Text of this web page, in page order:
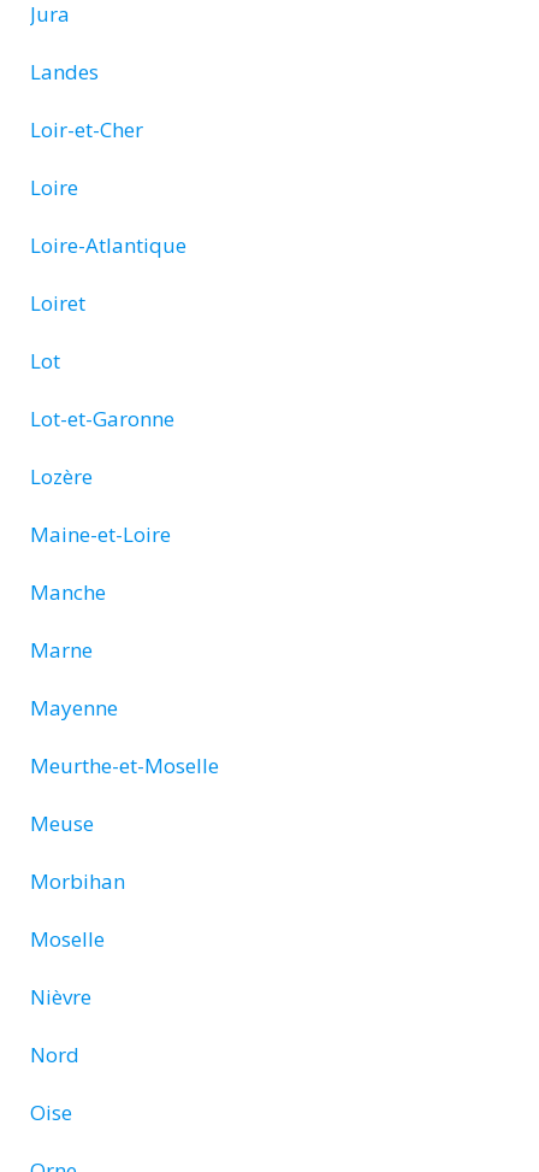
Jura
Landes
Loir-et-Cher
Loire
Loire-Atlantique
Loiret
Lot
Lot-et-Garonne
Lozère
Maine-et-Loire
Manche
Marne
Mayenne
Meurthe-et-Moselle
Meuse
Morbihan
Moselle
Nièvre
Nord
Oise